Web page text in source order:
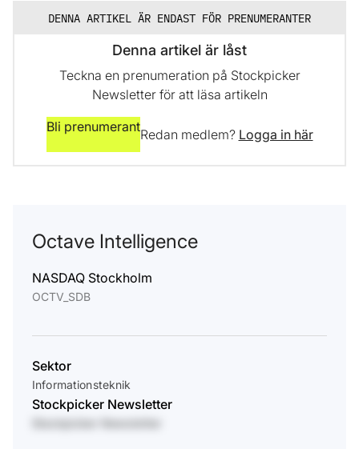
DENNA ARTIKEL ÄR ENDAST FÖR PRENUMERANTER
Denna artikel är låst
Teckna en prenumeration på Stockpicker
Newsletter för att läsa artikeln
Bli prenumerantRedan medlem? Logga in här
Octave Intelligence
NASDAQ Stockholm
OCTV_SDB
Sektor
Informationsteknik
Stockpicker Newsletter